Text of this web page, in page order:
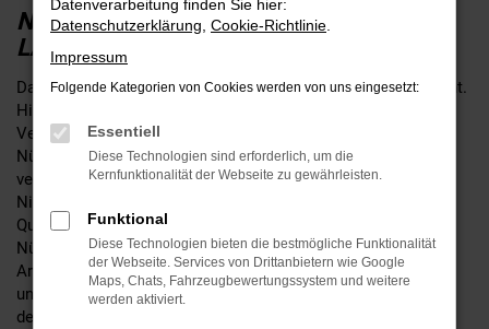
NISSAN GEBRAUCHTWAGEN –
LANGLEBIGKEIT FÜR NÜRNBERG
Dass Nissan Gebrauchtwagen langlebig sind, ist wohlbekannt.
Hierfür reicht sowohl ein Blick auf die vielen Tests und
Vergleich in der Fachpresse als auch auf die Straßen von
Nürnberg, wo die Modelle auch älterer Baujahre vielfach
vertreten sind. Wir von MGS setzen in erster Linie auf junge
Nissan Gebrauchtwagen und achten dabei auf erstklassige
Qualität. Bevor eines unserer Fahrzeuge zu Ihnen nach
Nürnberg gelangt, nimmt unsere Kfz-Meisterwerkstatt ihre
Arbeit auf. Diese besteht im Prüfen, im genauen Hinschauen
und immer wieder auch im Nachbessern, Feinjustieren und
dem Auswechseln von Verschleißteilen. Wer in Nürnberg in
Datenverarbeitung finden Sie hier:
Datenschutzerklärung Cookie-Richtlinie
Impressum
Folgende Kategorien von Cookies werden von uns eingesetzt:
Essentiell
Diese Technologien sind erforderlich, um die
Kernfunktionalität der Webseite zu gewährleisten.
Funktional
Diese Technologien bieten die bestmögliche Funktionalität
der Webseite. Services von Drittanbietern wie Google
Maps, Chats, Fahrzeugbewertungssystem und weitere
werden aktiviert.